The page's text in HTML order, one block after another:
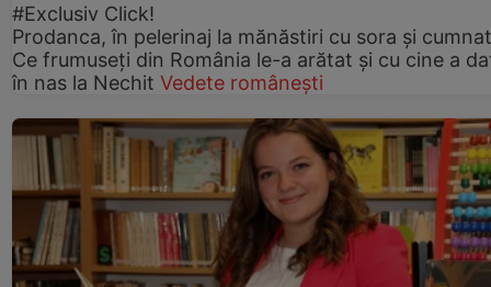
#Exclusiv Click!
Prodanca, în pelerinaj la mănăstiri cu sora și
Ce frumuseți din România le-a arătat și cu cine a
în nas la Nechit Vedete românești